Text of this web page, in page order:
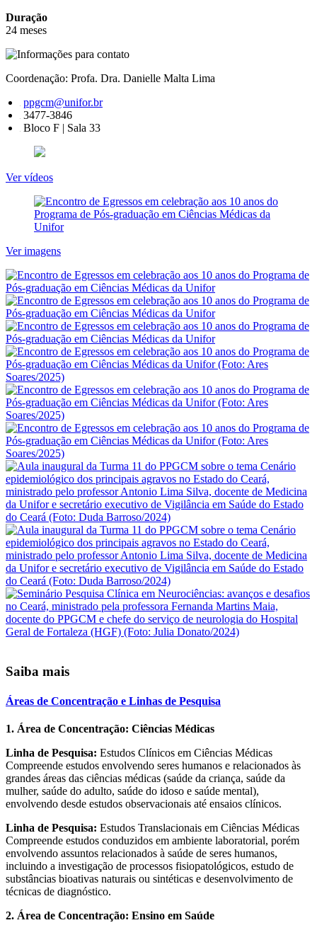
Duração
24 meses
Coordenação: Profa. Dra. Danielle Malta Lima
ppgcm@unifor.br
3477-3846
Bloco F | Sala 33
Ver vídeos
Ver imagens
Saiba mais
Áreas de Concentração e Linhas de Pesquisa
1. Área de Concentração: Ciências Médicas
Linha de Pesquisa: Estudos Clínicos em Ciências Médicas
Compreende estudos envolvendo seres humanos e relacionados às
grandes áreas das ciências médicas (saúde da criança, saúde da
mulher, saúde do adulto, saúde do idoso e saúde mental),
envolvendo desde estudos observacionais até ensaios clínicos.
Linha de Pesquisa: Estudos Translacionais em Ciências Médicas
Compreende estudos conduzidos em ambiente laboratorial, porém
envolvendo assuntos relacionados à saúde de seres humanos,
incluindo a investigação de processos fisiopatológicos, estudo de
substâncias bioativas naturais ou sintéticas e desenvolvimento de
técnicas de diagnóstico.
2. Área de Concentração: Ensino em Saúde